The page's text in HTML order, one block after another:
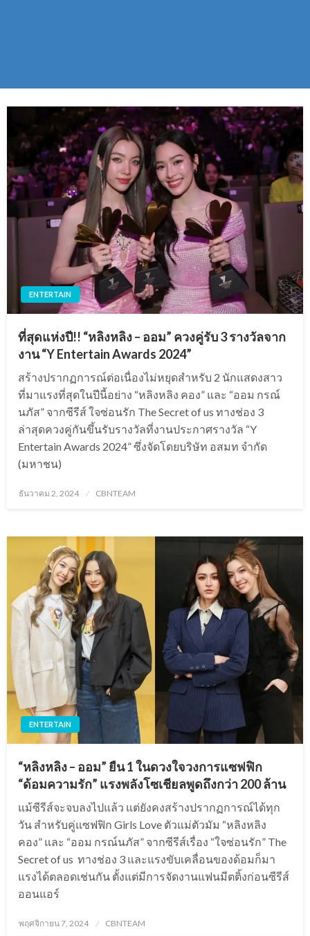
ENTERTAIN
ที่สุดแห่งปี!! “หลิงหลิง – ออม” ควงคู่รับ 3 รางวัลจาก
งาน “Y Entertain Awards 2024”
สร้างปรากฏการณ์ต่อเนื่องไม่หยุดสำหรับ 2 นักแสดงสาว
ที่มาแรงที่สุดในปีนี้อย่าง “หลิงหลิง คอง” และ “ออม กรณ์
นภัส” จากซีรีส์ ใจซ่อนรัก The Secret of us ทางช่อง 3
ล่าสุดควงคู่กันขึ้นรับรางวัลที่งานประกาศรางวัล “Y
Entertain Awards 2024” ซึ่งจัดโดยบริษัท อสมท จำกัด
(มหาชน)
Posted
ธันวาคม 2, 2024 CBNTEAM
ENTERTAIN
“หลิงหลิง – ออม” ยืน 1 ในดวงใจวงการแซฟฟิก
“ด้อมความรัก” แรงพลังโซเชียลพูดถึงกว่า 200 ล้าน
แม้ซีรีส์จะจบลงไปแล้ว แต่ยังคงสร้างปรากฏการณ์ได้ทุก
วัน สำหรับคู่แซฟฟิก Girls Love ตัวแม่ตัวมัม “หลิงหลิง
คอง” และ “ออม กรณ์นภัส” จากซีรีส์เรื่อง “ใจซ่อนรัก” The
Secret of us ทางช่อง 3 และแรงขับเคลื่อนของด้อมก็มา
แรงได้ตลอดเช่นกัน ตั้งแต่มีการจัดงานแฟนมีตติ้งก่อนซีรีส์
ออนแอร์
Posted
พฤศจิกายน 7, 2024 CBNTEAM